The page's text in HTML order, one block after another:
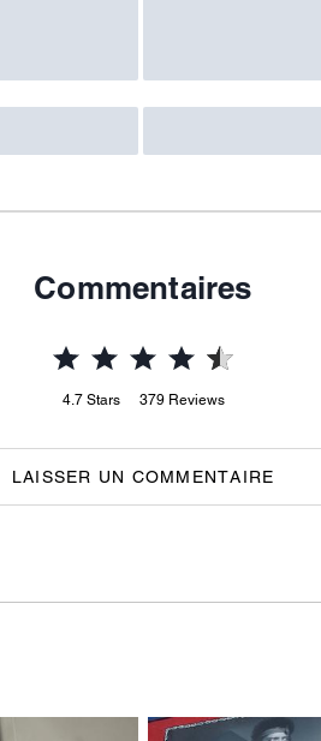
Commentaires
4.7 Stars 379 Reviews
LAISSER UN COMMENTAIRE